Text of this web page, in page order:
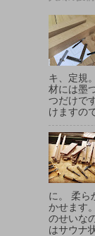
キ、定規
材には墨
つだけで
けますの
に。 柔ら
かせます
のせいな
はサウナ